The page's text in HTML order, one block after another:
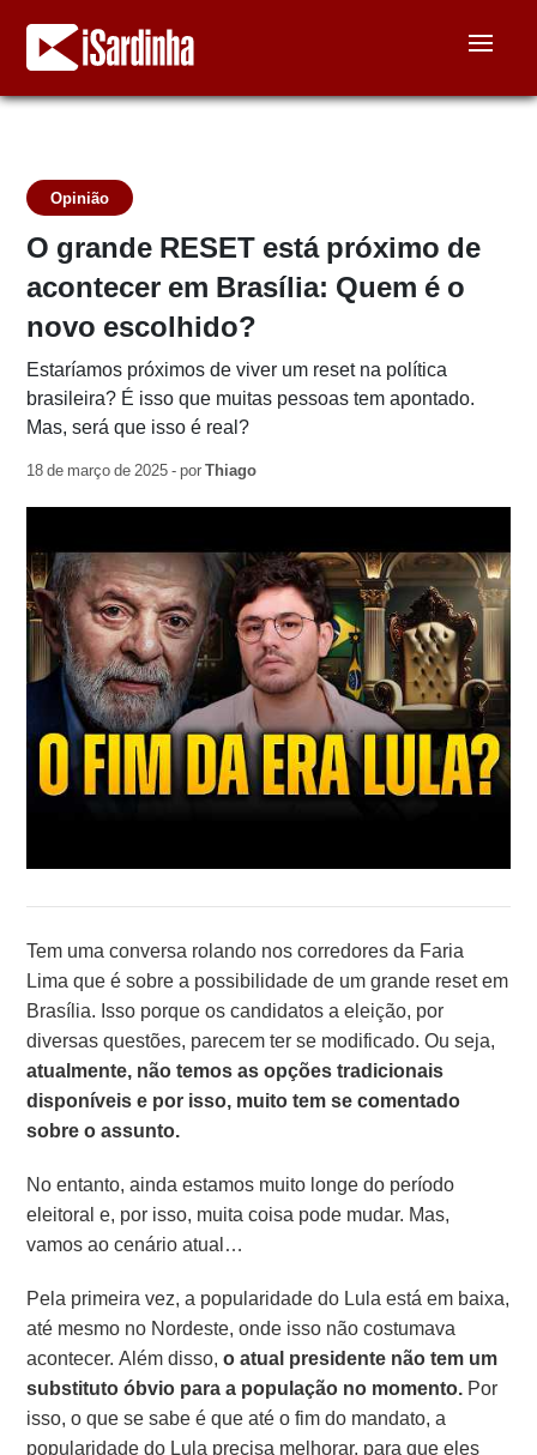
Opinião
O grande RESET está próximo de
acontecer em Brasília: Quem é o
novo escolhido?
Estaríamos próximos de viver um reset na política
brasileira? É isso que muitas pessoas tem apontado.
Mas, será que isso é real?
18 de março de 2025 - porThiago
Tem uma conversa rolando nos corredores da Faria
Lima que é sobre a possibilidade de um grande reset em
Brasília. Isso porque os candidatos a eleição, por
diversas questões, parecem ter se modificado. Ou seja,
atualmente, não temos as opções tradicionais
disponíveis e por isso, muito tem se comentado
sobre o assunto.
No entanto, ainda estamos muito longe do período
eleitoral e, por isso, muita coisa pode mudar. Mas,
vamos ao cenário atual…
Pela primeira vez, a popularidade do Lula está em baixa,
até mesmo no Nordeste, onde isso não costumava
acontecer. Além disso, o atual presidente não tem um
substituto óbvio para a população no momento. Por
isso, o que se sabe é que até o fim do mandato, a
popularidade do Lula precisa melhorar, para que eles